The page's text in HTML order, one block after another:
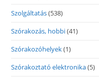
Szolgáltatás(538)
Szórakozás, hobbi(41)
Szórakozóhelyek(1)
Szórakoztató elektronika(5)